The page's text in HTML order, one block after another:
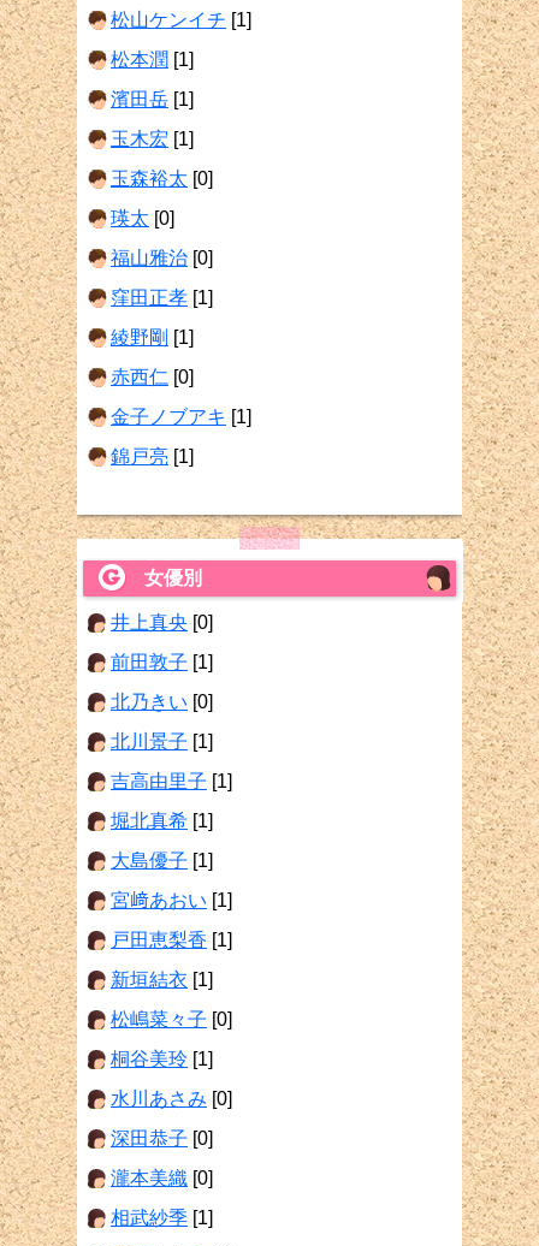
松山ケンイチ [1]
松本潤 [1]
濱田岳 [1]
玉木宏 [1]
玉森裕太 [0]
瑛太 [0]
福山雅治 [0]
窪田正孝 [1]
綾野剛 [1]
赤西仁 [0]
金子ノブアキ [1]
錦戸亮 [1]
女優別
井上真央 [0]
前田敦子 [1]
北乃きい [0]
北川景子 [1]
吉高由里子 [1]
堀北真希 [1]
大島優子 [1]
宮﨑あおい [1]
戸田恵梨香 [1]
新垣結衣 [1]
松嶋菜々子 [0]
桐谷美玲 [1]
水川あさみ [0]
深田恭子 [0]
瀧本美織 [0]
相武紗季 [1]